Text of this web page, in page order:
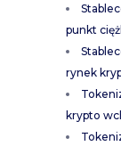
punkt
rynek
krypto